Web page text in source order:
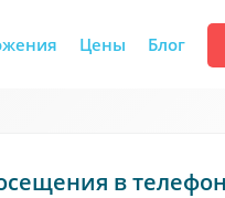
Цены Блог
в